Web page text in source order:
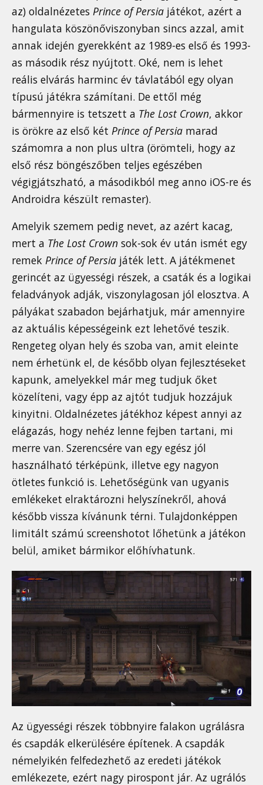
az) oldalnézetes Prince of Persia játékot, azért a
hangulata köszönőviszonyban sincs azzal, amit
annak idején gyerekként az 1989-es első és 1993-
as második rész nyújtott. Oké, nem is lehet
reális elvárás harminc év távlatából egy olyan
típusú játékra számítani. De ettől még
bármennyire is tetszett a The Lost Crown, akkor
is örökre az első két Prince of Persia marad
számomra a non plus ultra (örömteli, hogy az
első rész böngészőben teljes egészében
végigjátszható, a másodikból meg anno iOS-re és
Androidra készült remaster).
Amelyik szemem pedig nevet, az azért kacag,
mert a The Lost Crown sok-sok év után ismét egy
remek Prince of Persia játék lett. A játékmenet
gerincét az ügyességi részek, a csaták és a logikai
feladványok adják, viszonylagosan jól elosztva. A
pályákat szabadon bejárhatjuk, már amennyire
az aktuális képességeink ezt lehetővé teszik.
Rengeteg olyan hely és szoba van, amit eleinte
nem érhetünk el, de később olyan fejlesztéseket
kapunk, amelyekkel már meg tudjuk őket
közelíteni, vagy épp az ajtót tudjuk hozzájuk
kinyitni. Oldalnézetes játékhoz képest annyi az
elágazás, hogy nehéz lenne fejben tartani, mi
merre van. Szerencsére van egy egész jól
használható térképünk, illetve egy nagyon
ötletes funkció is. Lehetőségünk van ugyanis
emlékeket elraktározni helyszínekről, ahová
később vissza kívánunk térni. Tulajdonképpen
limitált számú screenshotot lőhetünk a játékon
belül, amiket bármikor előhívhatunk.
Az ügyességi részek többnyire falakon ugrálásra
és csapdák elkerülésére építenek. A csapdák
némelyikén felfedezhető az eredeti játékok
emlékezete, ezért nagy pirospont jár. Az ugrálós